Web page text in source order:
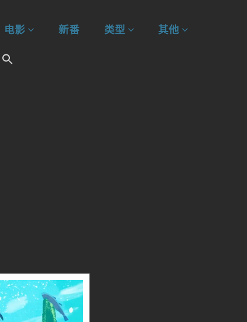
电影 新番 类型 其他